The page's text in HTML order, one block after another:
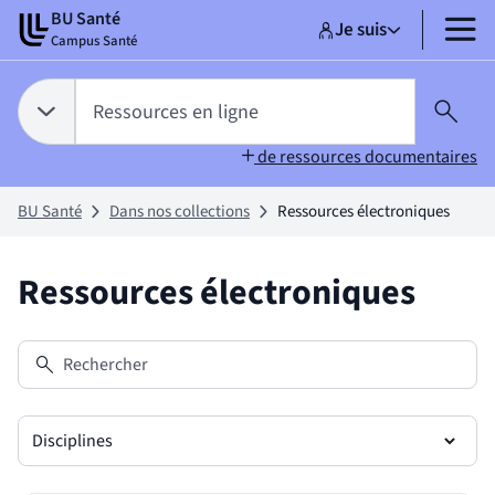
Aller
contenu
Aller
pied
page
BU Santé
Campus Santé Sélectionner un
Ressources en
sélectionné
Je suis MENU
Choix du périmètre de recherche :
RESSOURCES EN LIGNE
sélectionnéTapez votre recherche pour rechercher dans :
Ressources en ligne
de ressources documentaires
BU Santé Dans nos collections Ressources électroniques
Ressources électroniques
Rechercher
Disciplines